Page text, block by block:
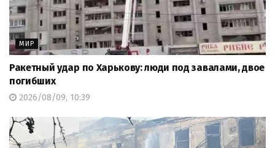
МИР
Ракетный удар по Харькову: люди под завалами, двое
погибших
2026/08/09, 10:39